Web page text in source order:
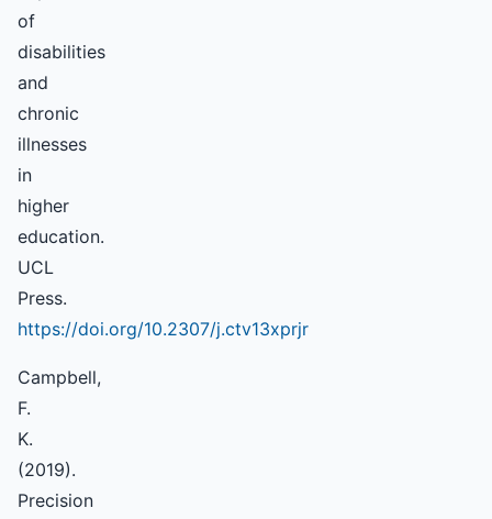
of
disabilities
and
chronic
illnesses
in
higher
education.
UCL
Press.
https://doi.org/10.2307/j.ctv13xprjr
Campbell,
F.
K.
(2019).
Precision